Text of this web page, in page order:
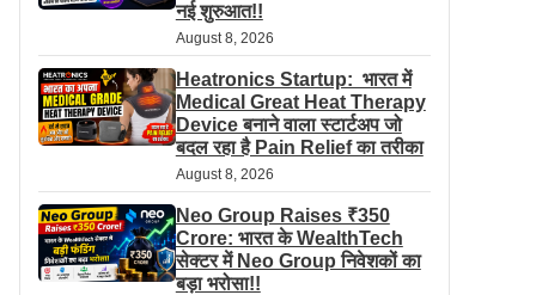
नई शुरुआत!!
August 8, 2026
Heatronics Startup: भारत में
Medical Great Heat Therapy
Device बनाने वाला स्टार्टअप जो
बदल रहा है Pain Relief का तरीका
August 8, 2026
Neo Group Raises ₹350
Crore: भारत के WealthTech
सेक्टर में Neo Group निवेशकों का
बड़ा भरोसा!!